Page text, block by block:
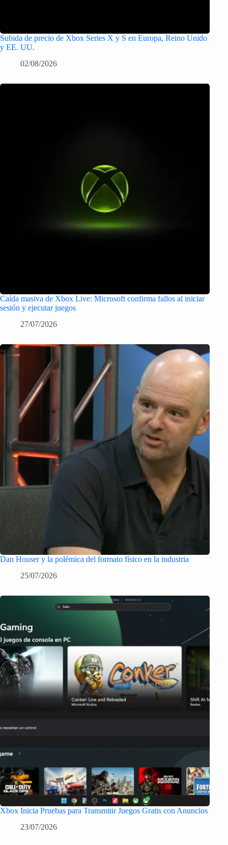
Subida de precio de Xbox Series X y S en Europa, Reino Unido
y EE. UU.
02/08/2026
Caída masiva de Xbox Live: Microsoft confirma fallos al iniciar
sesión y ejecutar juegos
27/07/2026
Dan Houser y la polémica del formato físico en la industria
25/07/2026
Xbox Inicia Pruebas para Transmitir Juegos Gratis con Anuncios
23/07/2026